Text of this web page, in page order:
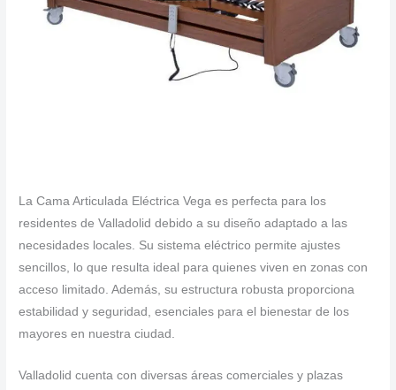
La Cama Articulada Eléctrica Vega es perfecta para los
residentes de Valladolid debido a su diseño adaptado a las
necesidades locales. Su sistema eléctrico permite ajustes
sencillos, lo que resulta ideal para quienes viven en zonas con
acceso limitado. Además, su estructura robusta proporciona
estabilidad y seguridad, esenciales para el bienestar de los
mayores en nuestra ciudad.
Valladolid cuenta con diversas áreas comerciales y plazas